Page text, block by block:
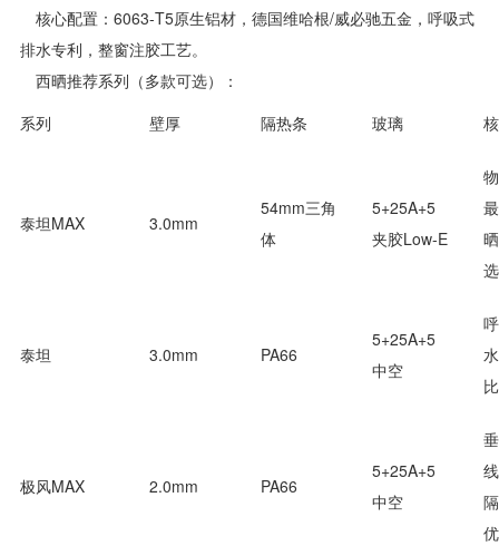
核心配置：6063-T5原生铝材，德国维哈根/威必驰五金，呼吸式
排水专利，整窗注胶工艺。
西晒推荐系列（多款可选）：
系列
壁厚 隔热条 玻璃
泰坦MAX 3.0mm
54mm三角
体
5+25A+5
夹胶Low-E
选
泰坦 3.0mm PA66
5+25A+5
中空
极风MAX 2.0mm PA66
5+25A+5
中空